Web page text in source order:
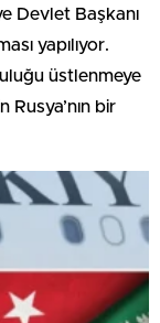
Devlet Başkanı
yapılıyor.
üstlenmeye
bir